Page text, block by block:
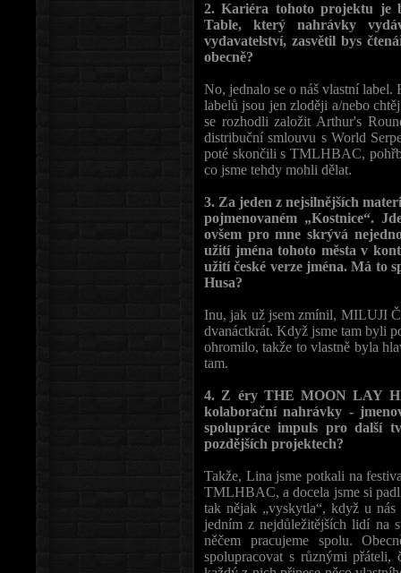
2. Kariéra tohoto projektu je
Table, který nahrávky
vydavatelství, zasvětil bys
obecně?
No, jednalo se o náš vlastní label.
labelů jsou jen zloději a/nebo
se rozhodli založit Arthur's
distribuční smlouvu s World
poté skončili s TMLHBAC,
co jsme tehdy mohli dělat.
3. Za jeden z nejsilnějších
pojmenovaném „Kostnice“.
ovšem pro mne skrývá
užití jména tohoto města v
užití české verze jména. Má to
Husa?
Inu, jak už jsem zmínil, MILUJI
dvanáctkrát. Když jsme tam byli
ohromilo, takže to vlastně byla
tam.
4. Z éry THE MOON LAY
kolaborační nahrávky -
spolupráce impuls pro další
pozdějších projektech?
Takže, Lina jsme potkali na
TMLHBAC, a docela jsme si
tak nějak „vyskytla“, když u
jedním z nejdůležitějších lidí na
něčem pracujeme spolu.
spolupracovat s různými